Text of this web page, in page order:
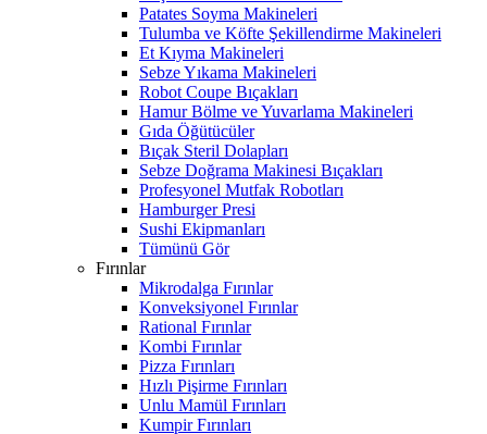
Patates Soyma Makineleri
Tulumba ve Köfte Şekillendirme Makineleri
Et Kıyma Makineleri
Sebze Yıkama Makineleri
Robot Coupe Bıçakları
Hamur Bölme ve Yuvarlama Makineleri
Gıda Öğütücüler
Bıçak Steril Dolapları
Sebze Doğrama Makinesi Bıçakları
Profesyonel Mutfak Robotları
Hamburger Presi
Sushi Ekipmanları
Tümünü Gör
Fırınlar
Mikrodalga Fırınlar
Konveksiyonel Fırınlar
Rational Fırınlar
Kombi Fırınlar
Pizza Fırınları
Hızlı Pişirme Fırınları
Unlu Mamül Fırınları
Kumpir Fırınları